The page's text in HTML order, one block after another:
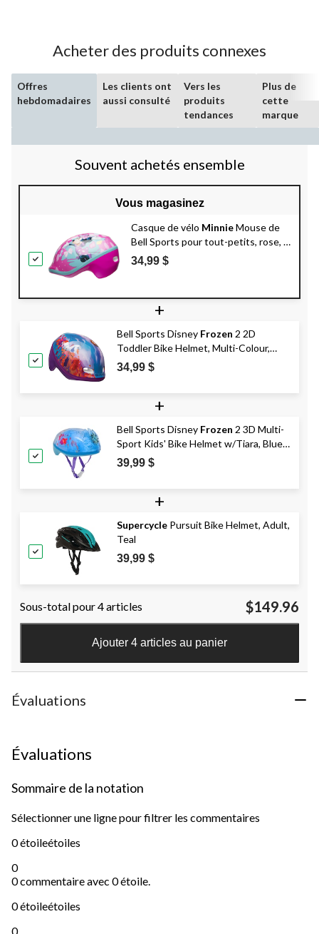
Acheter des produits connexes
Offres
hebdomadaires
Les clients ont
aussi consulté
Vers les
produits
tendances
Plus de
cette
marque
Souvent achetés ensemble
Vous magasinez
Casque de vélo MinnieMouse de
Bell Sports pour tout-petits, rose, 3
à 5 ans
34,99 $
+
Bell Sports Disney Frozen 2 2D
Toddler Bike Helmet, Multi-Colour,
Ages 3-5
34,99 $
+
Bell Sports Disney Frozen 2 3D Multi-
Sport Kids' Bike Helmet w/Tiara, Blue,
Ages 5+
39,99 $
+
Supercycle Pursuit Bike Helmet, Adult,
Teal
39,99 $
Sous-total pour 4 articles $149.96
Ajouter 4 articles au panier
Évaluations
Évaluations
Sommaire de la notation
Sélectionner une ligne pour filtrer les commentaires
0 étoileétoiles
0
0 commentaire avec 0 étoile.
0 étoileétoiles
0